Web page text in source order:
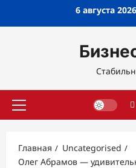
6 августа 2026
Основное
Главная
Uncategorised
Олег Абрамов —